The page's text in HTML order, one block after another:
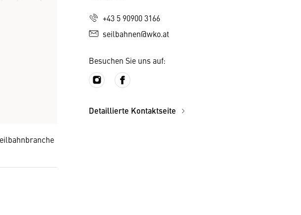
+43 5 90900 3166
seilbahnen@wko.at
Besuchen Sie uns auf:
Detaillierte Kontaktseite